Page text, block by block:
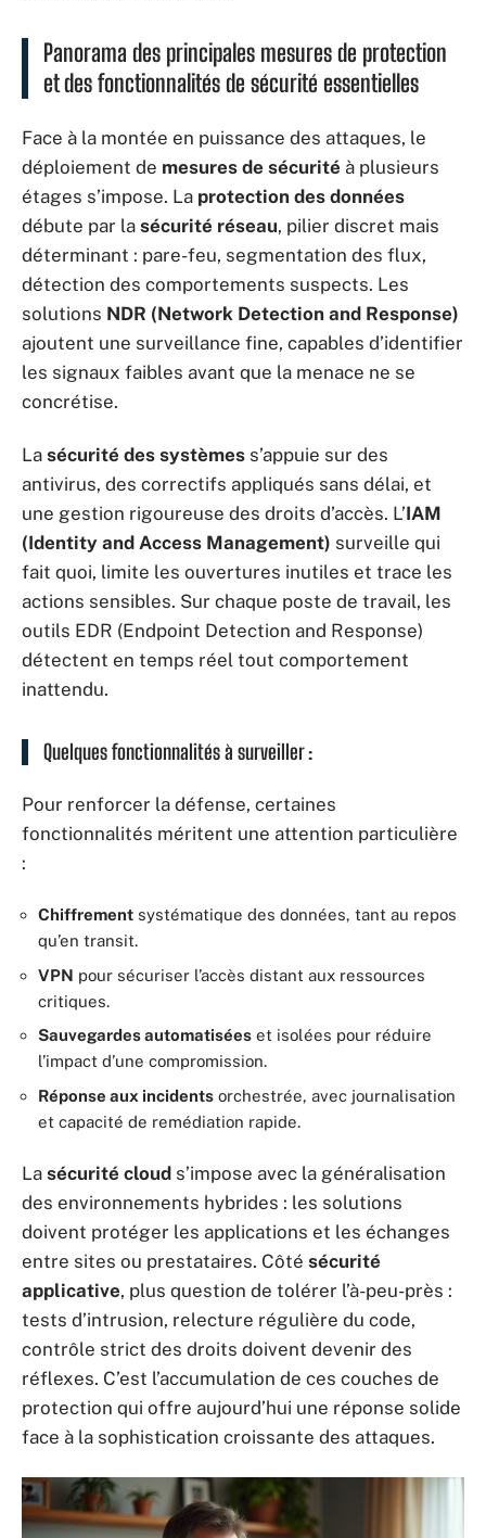
Panorama des principales mesures de protection
et des fonctionnalités de sécurité essentielles
Face à la montée en puissance des attaques, le
déploiement de mesures de sécurité à plusieurs
étages s’impose. La protection des données
débute par la sécurité réseau, pilier discret mais
déterminant : pare-feu, segmentation des flux,
détection des comportements suspects. Les
solutions NDR (Network Detection and Response)
ajoutent une surveillance fine, capables d’identifier
les signaux faibles avant que la menace ne se
concrétise.
La sécurité des systèmes s’appuie sur des
antivirus, des correctifs appliqués sans délai, et
une gestion rigoureuse des droits d’accès. L’IAM
(Identity and Access Management) surveille qui
fait quoi, limite les ouvertures inutiles et trace les
actions sensibles. Sur chaque poste de travail, les
outils EDR (Endpoint Detection and Response)
détectent en temps réel tout comportement
inattendu.
Quelques fonctionnalités à surveiller :
Pour renforcer la défense, certaines
fonctionnalités méritent une attention particulière
:
Chiffrement systématique des données, tant au repos
qu’en transit.
VPN pour sécuriser l’accès distant aux ressources
critiques.
Sauvegardes automatisées et isolées pour réduire
l’impact d’une compromission.
Réponse aux incidents orchestrée, avec journalisation
et capacité de remédiation rapide.
La sécurité cloud s’impose avec la généralisation
des environnements hybrides : les solutions
doivent protéger les applications et les échanges
entre sites ou prestataires. Côté sécurité
applicative, plus question de tolérer l’à-peu-près :
tests d’intrusion, relecture régulière du code,
contrôle strict des droits doivent devenir des
réflexes. C’est l’accumulation de ces couches de
protection qui offre aujourd’hui une réponse solide
face à la sophistication croissante des attaques.